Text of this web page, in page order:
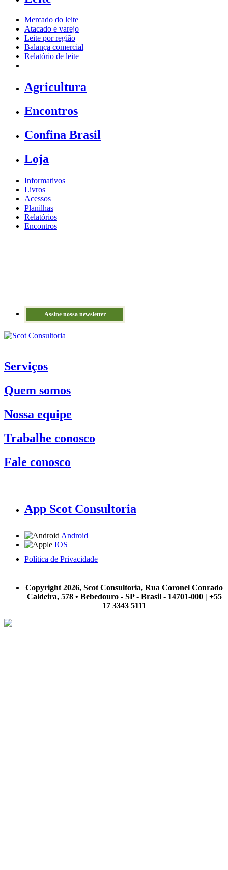
Mercado do leite
Atacado e varejo
Leite por região
Balança comercial
Relatório de leite
Agricultura
Encontros
Confina Brasil
Loja
Informativos
Livros
Acessos
Planilhas
Relatórios
Encontros
Assine nossa newsletter
Serviços
Quem somos
Nossa equipe
Trabalhe conosco
Fale conosco
App Scot Consultoria
Android
IOS
Política de Privacidade
Copyright 2026, Scot Consultoria, Rua Coronel Conrado
Caldeira, 578 • Bebedouro - SP - Brasil - 14701-000 | +55
17 3343 5111